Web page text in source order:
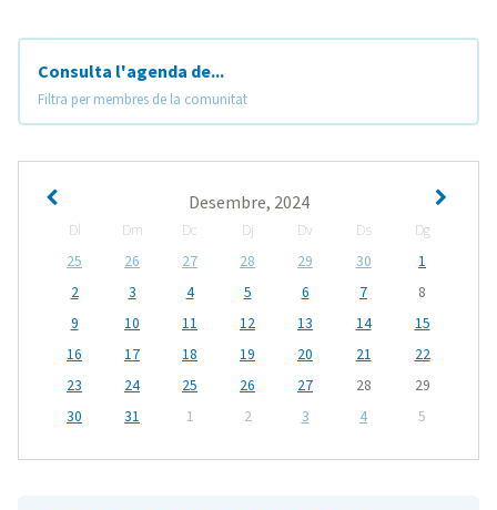
Consulta l'agenda de...
Filtra per membres de la comunitat
Desembre, 2024
Dl Dm Dc Dj Dv Ds
Dg
25
26 27 28 29 30
1
2
3 4 5 6 7
8
9
10 11 12 13 14
15
16
17 18 19 20 21
22
23
24 25 26 27 28
29
30
31 1 2 3 4 5